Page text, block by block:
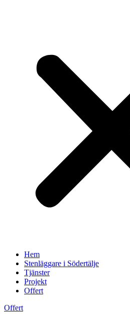
Hem
Stenläggare i Södertälje
Tjänster
Projekt
Offert
Offert